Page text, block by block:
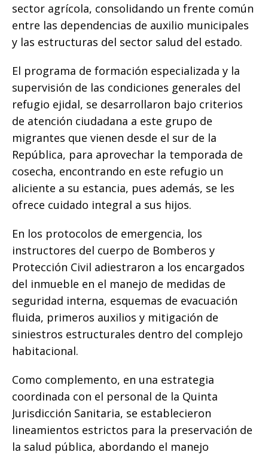
sector agrícola, consolidando un frente común
entre las dependencias de auxilio municipales
y las estructuras del sector salud del estado.
El programa de formación especializada y la
supervisión de las condiciones generales del
refugio ejidal, se desarrollaron bajo criterios
de atención ciudadana a este grupo de
migrantes que vienen desde el sur de la
República, para aprovechar la temporada de
cosecha, encontrando en este refugio un
aliciente a su estancia, pues además, se les
ofrece cuidado integral a sus hijos.
​En los protocolos de emergencia, los
instructores del cuerpo de Bomberos y
Protección Civil adiestraron a los encargados
del inmueble en el manejo de medidas de
seguridad interna, esquemas de evacuación
fluida, primeros auxilios y mitigación de
siniestros estructurales dentro del complejo
habitacional.
Como complemento, en una estrategia
coordinada con el personal de la Quinta
Jurisdicción Sanitaria, se establecieron
lineamientos estrictos para la preservación de
la salud pública, abordando el manejo